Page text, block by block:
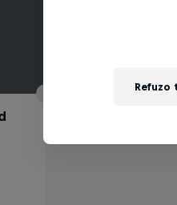
Refuzo